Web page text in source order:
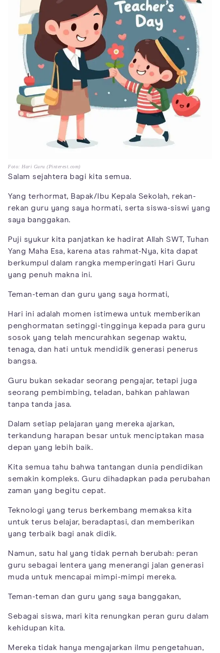
Foto: Hari Guru (Pinterest.com)
Salam sejahtera bagi kita semua.
Yang terhormat, Bapak/Ibu Kepala Sekolah, rekan-
rekan guru yang saya hormati, serta siswa-siswi yang
saya banggakan.
Puji syukur kita panjatkan ke hadirat Allah SWT, Tuhan
Yang Maha Esa, karena atas rahmat-Nya, kita dapat
berkumpul dalam rangka memperingati Hari Guru
yang penuh makna ini.
Teman-teman dan guru yang saya hormati,
Hari ini adalah momen istimewa untuk memberikan
penghormatan setinggi-tingginya kepada para guru
sosok yang telah mencurahkan segenap waktu,
tenaga, dan hati untuk mendidik generasi penerus
bangsa.
Guru bukan sekadar seorang pengajar, tetapi juga
seorang pembimbing, teladan, bahkan pahlawan
tanpa tanda jasa.
Dalam setiap pelajaran yang mereka ajarkan,
terkandung harapan besar untuk menciptakan masa
depan yang lebih baik.
Kita semua tahu bahwa tantangan dunia pendidikan
semakin kompleks. Guru dihadapkan pada perubahan
zaman yang begitu cepat.
Teknologi yang terus berkembang memaksa kita
untuk terus belajar, beradaptasi, dan memberikan
yang terbaik bagi anak didik.
Namun, satu hal yang tidak pernah berubah: peran
guru sebagai lentera yang menerangi jalan generasi
muda untuk mencapai mimpi-mimpi mereka.
Teman-teman dan guru yang saya banggakan,
Sebagai siswa, mari kita renungkan peran guru dalam
kehidupan kita.
Mereka tidak hanya mengajarkan ilmu pengetahuan,